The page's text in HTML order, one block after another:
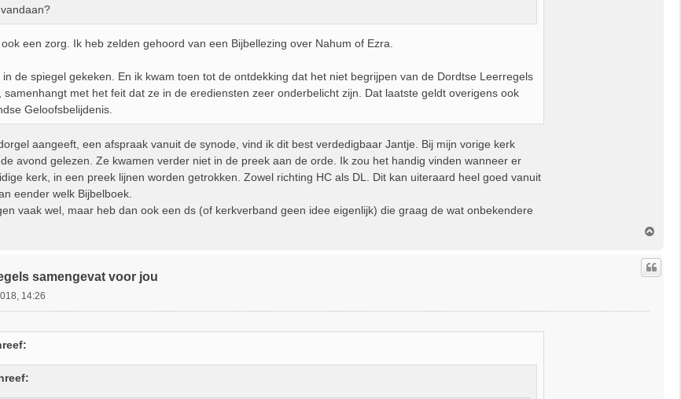
een zorg. Ik heb zelden gehoord van een Bijbellezing over Nahum of Ezra.
de spiegel gekeken. En ik kwam toen tot de ontdekking dat het niet begrijpen van de Dordtse Leerregels
samenhangt met het feit dat ze in de erediensten zeer onderbelicht zijn. Dat laatste geldt overigens ook
Geloofsbelijdenis.
aangeeft, een afspraak vanuit de synode, vind ik dit best verdedigbaar Jantje. Bij mijn vorige kerk
avond gelezen. Ze kwamen verder niet in de preek aan de orde. Ik zou het handig vinden wanneer er
kerk, in een preek lijnen worden getrokken. Zowel richting HC als DL. Dit kan uiteraard heel goed vanuit
eender welk Bijbelboek.
vaak wel, maar heb dan ook een ds (of kerkverband geen idee eigenlijk) die graag de wat onbekendere
h
o
samengevat voor jou
14:26